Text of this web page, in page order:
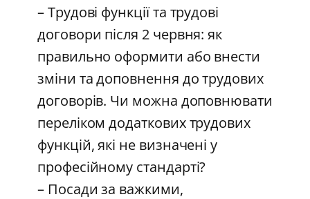
– Трудові функції та трудові
договори після 2 червня: як
правильно оформити або внести
зміни та доповнення до трудових
договорів. Чи можна доповнювати
переліком додаткових трудових
функцій, які не визначені у
професійному стандарті?
– Посади за важкими,